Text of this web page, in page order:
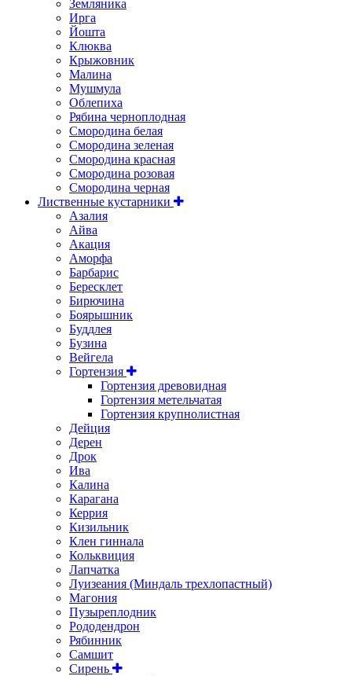
Земляника
Ирга
Йошта
Клюква
Крыжовник
Малина
Мушмула
Облепиха
Рябина черноплодная
Смородина белая
Смородина зеленая
Смородина красная
Смородина розовая
Смородина черная
Лиственные кустарники
Азалия
Айва
Акация
Аморфа
Барбарис
Бересклет
Бирючина
Боярышник
Буддлея
Бузина
Вейгела
Гортензия
Гортензия древовидная
Гортензия метельчатая
Гортензия крупнолистная
Дейция
Дерен
Дрок
Ива
Калина
Карагана
Керрия
Кизильник
Клен гиннала
Кольквиция
Лапчатка
Луизеания (Миндаль трехлопастный)
Магония
Пузыреплодник
Рододендрон
Рябинник
Самшит
Сирень